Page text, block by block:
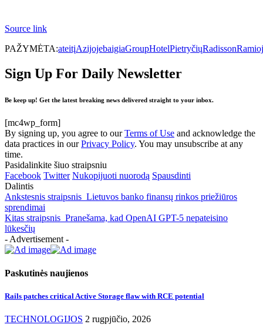
Source link
PAŽYMĖTA:ateitįAzijojebaigiaGroupHotelPietryčiųRadisson
Sign Up For Daily Newsletter
Be keep up! Get the latest breaking news delivered straight to your inbox.
[mc4wp_form]
By signing up, you agree to ourTerms of Use and acknowledge the
data practices in ourPrivacy Policy. You may unsubscribe at any
time.
Pasidalinkite šiuo straipsniu
Facebook Twitter Nukopijuoti nuorodą Spausdinti
Dalintis
Ankstesnis straipsnis Lietuvos banko finansų rinkos priežiūros
sprendimai
Kitas straipsnis Pranešama, kad OpenAI GPT-5 nepateisino
lūkesčių
- Advertisement -
Paskutinės naujienos
Rails patches critical Active Storage flaw with RCE potential
TECHNOLOGIJOS 2 rugpjūčio, 2026